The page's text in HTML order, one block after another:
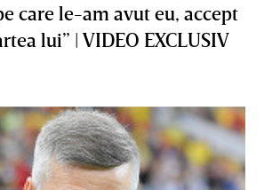
care le-am avut eu, accept
lui” | VIDEO EXCLUSIV